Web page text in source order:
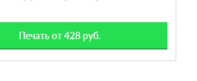
Печать от 428 руб.